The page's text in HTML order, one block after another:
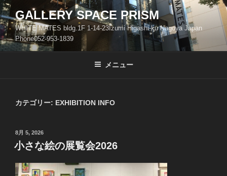
コ
ン
テ
ン
ツ
GALLERY SPACE PRISM
WHITE MATES bldg.1F 1-14-23Izumi Higashi-ku Nagoya Japan
Phone052-953-1839
メニュー
カテゴリー: EXHIBITION INFO
投
稿
日:
8月 5, 2026
小さな絵の展覧会2026